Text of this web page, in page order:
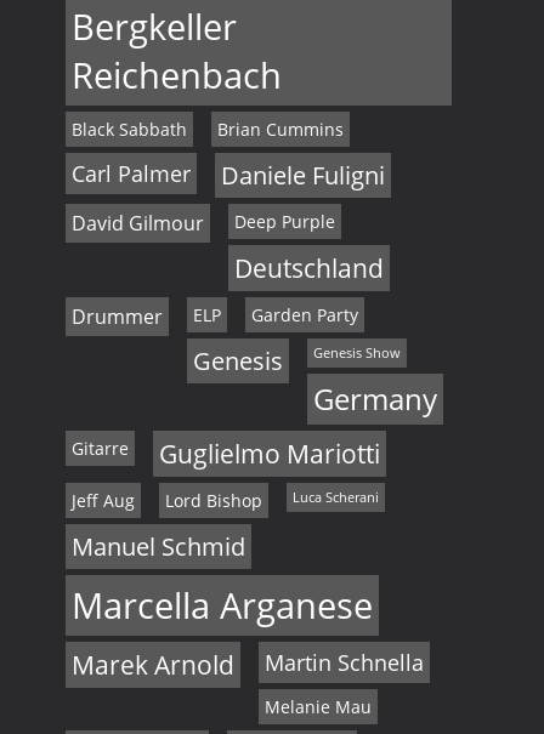
Bergkeller
Reichenbach
Black Sabbath Brian Cummins
Carl Palmer Daniele Fuligni
David Gilmour Deep Purple
Deutschland
Drummer ELP Garden Party
Genesis Genesis Show
Germany
Gitarre Guglielmo Mariotti
Jeff Aug Lord Bishop Luca Scherani
Manuel Schmid
Marcella Arganese
Marek Arnold Martin Schnella
Melanie Mau